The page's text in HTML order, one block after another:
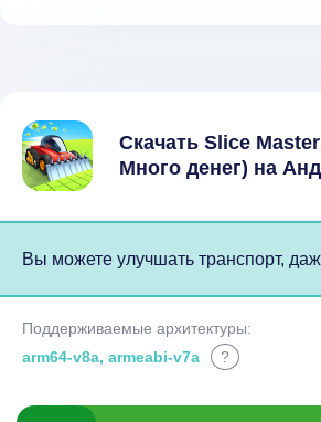
Скачать Slice
Много денег) на
Вы можете улучшать транспорт,
Поддерживаемые архитектуры:
arm64-v8a, armeabi-v7a
?